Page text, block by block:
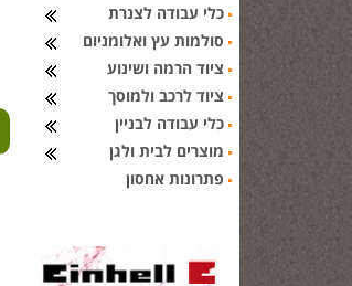
כלי עבודה לצנרת
סולמות עץ ואלומניום
ציוד הרמה ושינוע
ציוד לרכב ולמוסך
כלי עבודה לבניין
מוצרים לבית ולגן
פתרונות אחסון